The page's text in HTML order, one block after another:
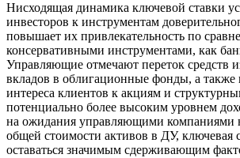
Нисходящая динамика ключевой ставки
инвесторов к инструментам
повышает их привлекательность по
консервативными инструментами, как
Управляющие отмечают переток средств
вкладов в облигационные фонды, а также
интереса клиентов к акциям и
потенциально более высоким уровнем
на ожидания управляющими компаниями
общей стоимости активов в ДУ, ключевая
оставаться значимым сдерживающим